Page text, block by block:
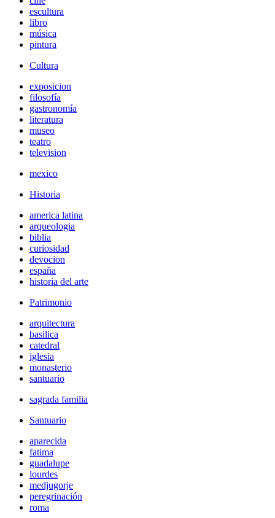
escultura
libro
música
pintura
Cultura
exposicion
filosofía
gastronomía
literatura
museo
teatro
television
mexico
Historia
america latina
arqueologia
biblia
curiosidad
devocion
españa
historia del arte
Patrimonio
arquitectura
basilica
catedral
iglesia
monasterio
santuario
sagrada familia
Santuario
aparecida
fatima
guadalupe
lourdes
medjugorje
peregrinación
roma